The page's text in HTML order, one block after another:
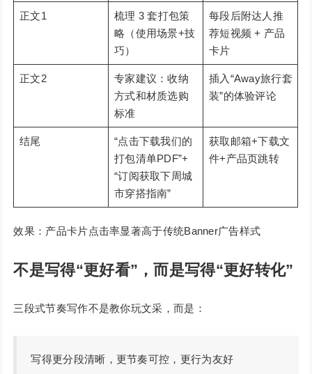
正文1
梳理 3 套打包策
略（使用场景+技
巧）
每段后附达人推
荐短视频 + 产品
卡片
正文2
专家建议：收纳
方式和材质选购
标准
插入“Away旅行套
装”的体验评论
结尾
“点击下载我们的
打包清单PDF”+
“订阅获取下周城
市穿搭指南”
获取邮箱+下载文
件+产品页跳转
效果：产品卡片点击率显著高于传统Banner广告样式
不是写得“更好看”，而是写得“更好转化”
三段式节奏写作不是教你玩文采，而是：
写得更分段清晰，更节奏可控，更行为友好